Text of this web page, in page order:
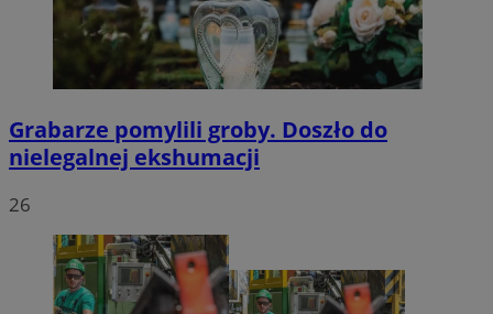
Grabarze pomylili groby. Doszło do
nielegalnej ekshumacji
26